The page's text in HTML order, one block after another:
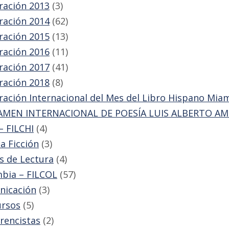
2013 (3)
2014(62)
2015(13)
2016(11)
2017(41)
2018(8)
Internacional del Mes del Libro Hispano
INTERNACIONAL DE POESÍA LUIS ALBERTO
FILCHI (4)
Ficción (3)
de Lectura (4)
– FILCOL(57)
(3)
(5)
(2)